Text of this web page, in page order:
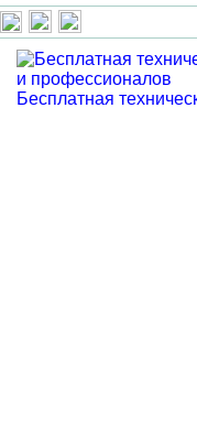
Бесплатная